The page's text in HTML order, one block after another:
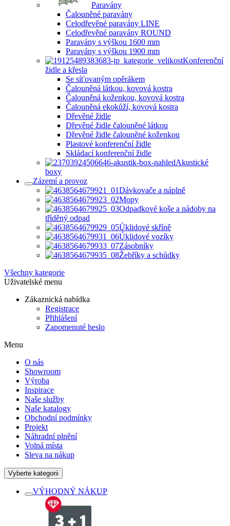
Paravány
Čalouněné paravány
Celodřevěné paravány LINE
Celodřevěné paravány ROUND
Paravány s výškou 1600 mm
Paravány s výškou 1900 mm
Konferenční
židle a křesla
Se síťovaným opěrákem
Čalouněná látkou, kovová kostra
Čalouněná koženkou, kovová kostra
Čalouněná ekokůží, kovová kostra
Dřevěné židle
Dřevěné židle čalouněné látkou
Dřevěné židle čalouněné koženkou
Plastové konferenční židle
Skládací konferenční židle
Akustické
boxy
Zázemí a provoz
Dávkovače a náplně
Mopy
Odpadkové koše a nádoby na
tříděný odpad
Úklidové skříně
Úklidové vozíky
Zásobníky
Žebříky a schůdky
Všechny kategorie
Uživatelské menu
Zákaznická nabídka
Registrace
Přihlášení
Zapomenuté heslo
Menu
O nás
Showroom
Výroba
Inspirace
Naše služby
Naše katalogy
Obchodní podmínky
Projekt
Náhradní plnění
Volná místa
Sleva na nákup
Vyberte kategorii
VÝHODNÝ NÁKUP